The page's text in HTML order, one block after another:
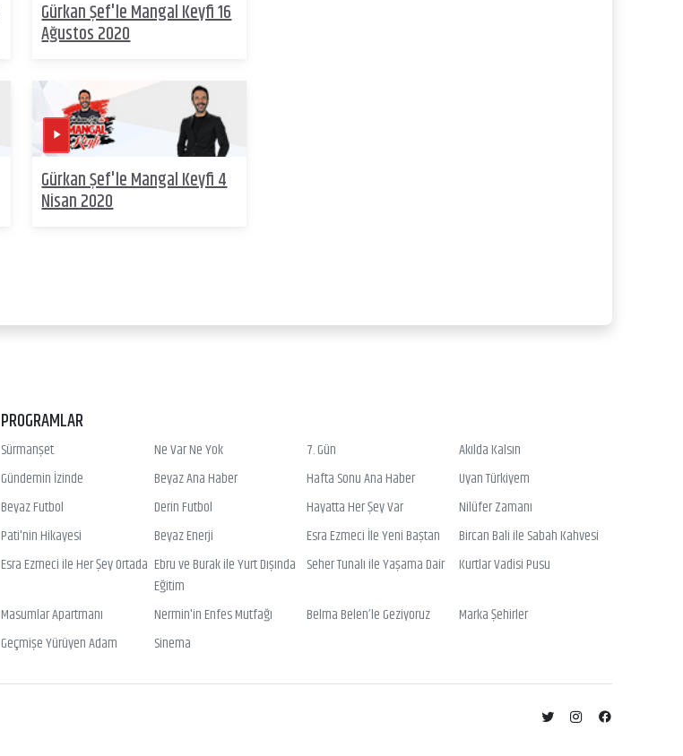
Gürkan Şef'le Mangal Keyfi 16
Ağustos 2020
Gürkan Şef'le Mangal Keyfi 4
Nisan 2020
PROGRAMLAR
Sürmanşet Ne Var Ne Yok 7. Gün
Akılda Kalsın
Gündemin İzinde
Beyaz Ana Haber Hafta Sonu Ana Haber
Uyan Türkiyem
Beyaz Futbol
Derin Futbol Hayatta Her Şey Var
Nilüfer Zamanı
Pati'nin Hikayesi
Beyaz Enerji Esra Ezmeci İle Yeni Baştan
Bircan Bali ile Sabah Kahvesi
Esra Ezmeci ile Her Şey Ortada Ebru ve Burak ile Yurt Dışında
Eğitim
Seher Tunalı ile Yaşama Dair Kurtlar Vadisi Pusu
Masumlar Apartmanı Nermin'in Enfes Mutfağı Belma Belen’le Geziyoruz
Marka Şehirler
Geçmişe Yürüyen Adam
Sinema